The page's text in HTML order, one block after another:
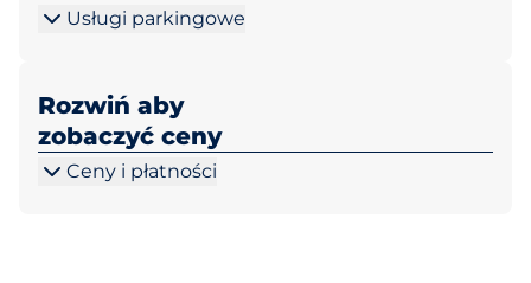
Usługi parkingowe
Rozwiń aby
zobaczyć ceny
Ceny i płatności